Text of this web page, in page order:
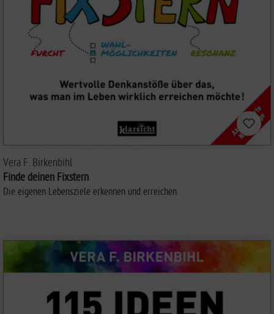
Vera F. Birkenbihl
Finde deinen Fixstern
Die eigenen Lebensziele erkennen und erreichen